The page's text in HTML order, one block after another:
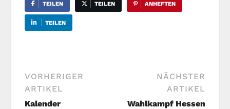
TEILEN TEILEN ANHEFTEN
TEILEN
VORHERIGER
ARTIKEL
Kalender
NÄCHSTER
ARTIKEL
Wahlkampf Hessen